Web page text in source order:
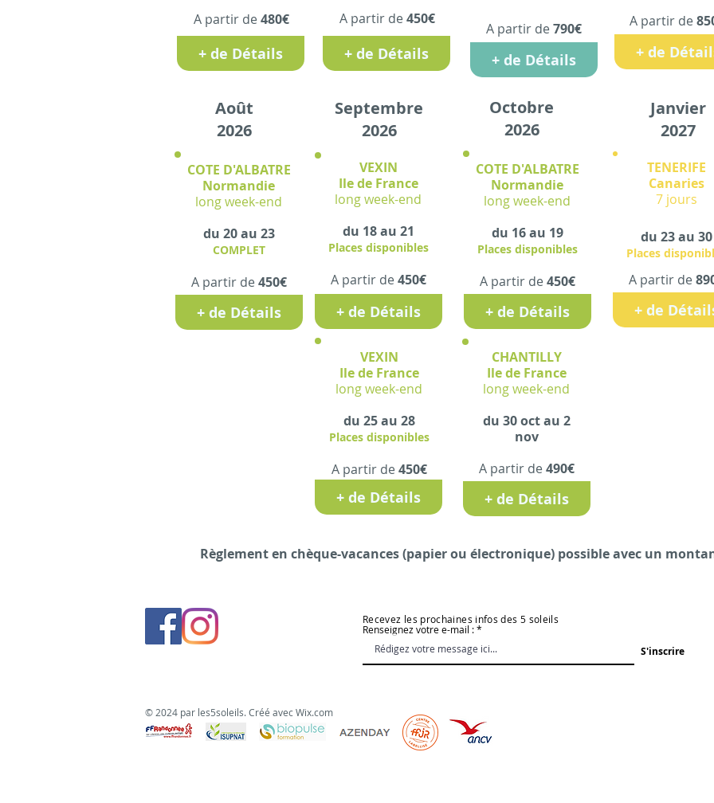
A partir de 480€
+ de Détails
A partir de 450€
+ de Détails
A partir de 790€
+ de Détails
A partir de
+ de
Août
2026
COTE D'ALBATRE
Normandie
long week-end
du 20 au 23
COMPLET
A partir de 450€
+ de Détails
Septembre
2026
VEXIN
Ile de France
long week-end
du 18 au 21
Places disponibles
A partir de 450€
+ de Détails
VEXIN
Ile de France
long week-end
du 25 au 28
Places disponibles
A partir de 450€
+ de Détails
Octobre
2026
COTE D'ALBATRE
Normandie
long week-end
du 16 au 19
Places disponibles
A partir de 450€
+ de Détails
CHANTILLY
Ile de France
long week-end
du 30 oct au 2
nov
A partir de 490€
+ de Détails
Janvier
2027
TENERIFE
Canaries
7 jours
du 23 au 30
Places
A partir de
+ de
Règlement en chèque-vacances (papier ou électronique) possible avec un
Recevez les prochaines infos des 5 soleils
Renseignez votre e-mail :
S'inscrire
© 2024 par les5soleils. Créé avecWix.com